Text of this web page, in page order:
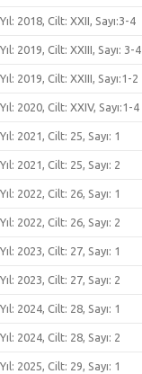
Yıl: 2018, Cilt: XXII, Sayı:3-4
Yıl: 2019, Cilt: XXIII, Sayı: 3-4
Yıl: 2019, Cilt: XXIII, Sayı:1-2
Yıl: 2020, Cilt: XXIV, Sayı:1-4
Yıl: 2021, Cilt: 25, Sayı: 1
Yıl: 2021, Cilt: 25, Sayı: 2
Yıl: 2022, Cilt: 26, Sayı: 1
Yıl: 2022, Cilt: 26, Sayı: 2
Yıl: 2023, Cilt: 27, Sayı: 1
Yıl: 2023, Cilt: 27, Sayı: 2
Yıl: 2024, Cilt: 28, Sayı: 1
Yıl: 2024, Cilt: 28, Sayı: 2
Yıl: 2025, Cilt: 29, Sayı: 1